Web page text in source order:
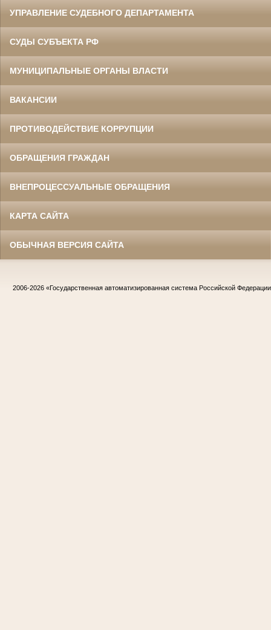
УПРАВЛЕНИЕ СУДЕБНОГО ДЕПАРТАМЕНТА
СУДЫ СУБЪЕКТА РФ
МУНИЦИПАЛЬНЫЕ ОРГАНЫ ВЛАСТИ
ВАКАНСИИ
ПРОТИВОДЕЙСТВИЕ КОРРУПЦИИ
ОБРАЩЕНИЯ ГРАЖДАН
ВНЕПРОЦЕССУАЛЬНЫЕ ОБРАЩЕНИЯ
КАРТА САЙТА
ОБЫЧНАЯ ВЕРСИЯ САЙТА
2006-2026 «Государственная автоматизированная система Российской